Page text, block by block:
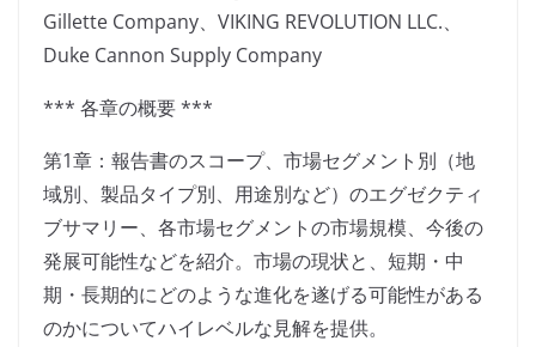
Gillette Company、VIKING REVOLUTION LLC.、
Duke Cannon Supply Company
*** 各章の概要 ***
第1章：報告書のスコープ、市場セグメント別（地
域別、製品タイプ別、用途別など）のエグゼクティ
ブサマリー、各市場セグメントの市場規模、今後の
発展可能性などを紹介。市場の現状と、短期・中
期・長期的にどのような進化を遂げる可能性がある
のかについてハイレベルな見解を提供。